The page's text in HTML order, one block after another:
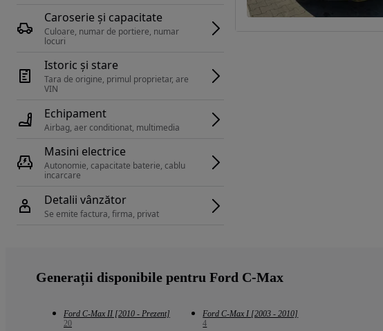
Caroserie și capacitate
Culoare, numar de portiere, numar
locuri
Istoric și stare
Tara de origine, primul proprietar, are
Echipament
Airbag, aer conditionat, multimedia
Masini electrice
Autonomie, capacitate baterie, cablu
Detalii vânzător
Se emite factura, firma, privat
Generații disponibile pentru Ford C-Max
Ford C-Max II [2010 - Prezent]
20
Ford C-Max I [2003 - 2010]
4